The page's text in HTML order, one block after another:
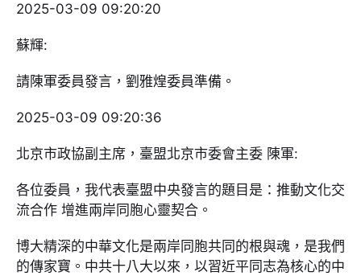
2025-03-09 09:20:20
蘇輝:
請陳軍委員發言，劉雅煌委員準備。
2025-03-09 09:20:36
北京市政協副主席，臺盟北京市委會主委 陳軍:
各位委員，我代表臺盟中央發言的題目是：推動文化交
流合作 增進兩岸同胞心靈契合。
博大精深的中華文化是兩岸同胞共同的根與魂，是我們
的傳家寶。中共十八大以來，以習近平同志為核心的中